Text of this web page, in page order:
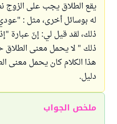
يقع الطلاق يجب على الزوج
له بوسائل أخرى، مثل :
ذلك، لقد قيل لي: إنّ عبارة
ذلك " لا يحمل معنى
هذا الكلام كان يحمل معنى
دليل.
ملخص الجواب